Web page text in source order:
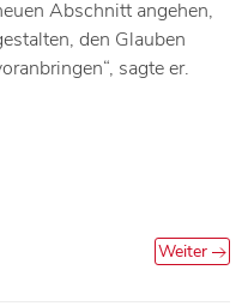
Abschnitt angehen,
den Glauben
sagte er.
Weiter